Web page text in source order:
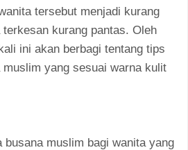
tersebut menjadi kurang
kurang pantas. Oleh
ini akan berbagi tentang tips
yang sesuai warna kulit
busana muslim bagi wanita yang